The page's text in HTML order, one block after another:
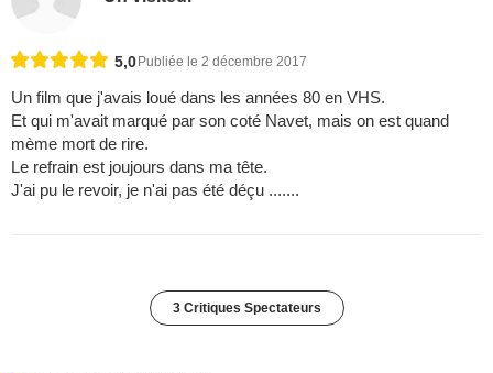
5,0Publiée le 2 décembre 2017
Un film que j'avais loué dans les années 80 en VHS.
Et qui m'avait marqué par son coté Navet, mais on est quand
mème mort de rire.
Le refrain est joujours dans ma tête.
J'ai pu le revoir, je n'ai pas été déçu .......
3 Critiques Spectateurs